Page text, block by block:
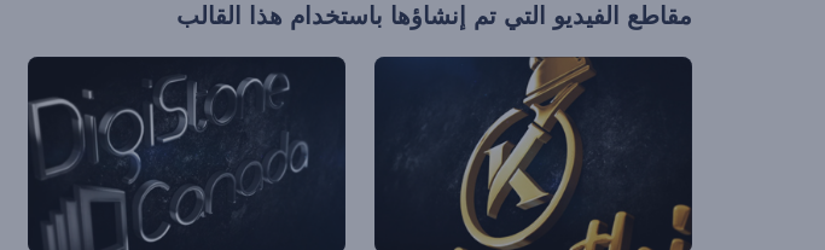
مقاطع الفيديو التي تم إنشاؤها باستخدام هذا القالب